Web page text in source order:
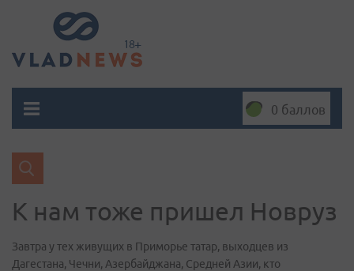
0 баллов
К нам тоже пришел Новруз
Завтра у тех живущих в Приморье татар, выходцев из
Дагестана, Чечни, Азербайджана, Средней Азии, кто